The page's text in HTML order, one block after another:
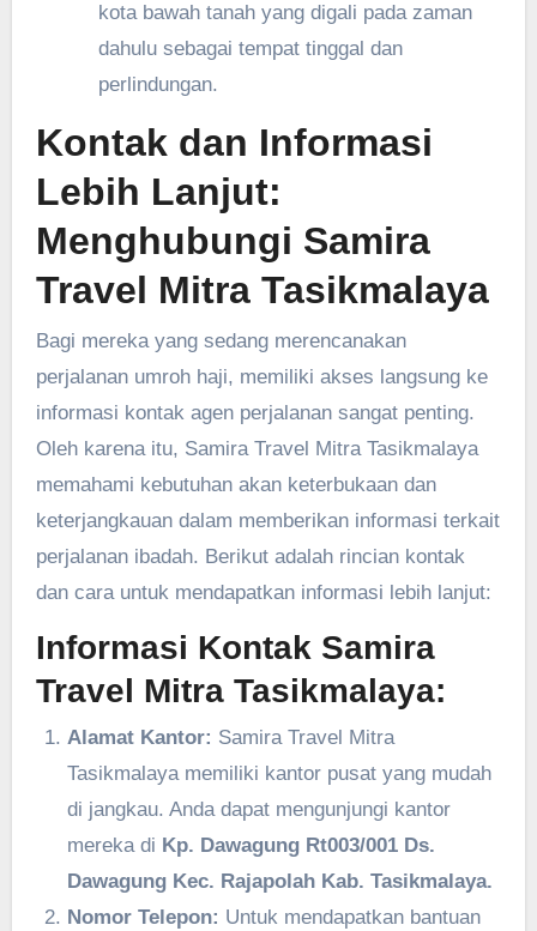
kota bawah tanah yang digali pada zaman
dahulu sebagai tempat tinggal dan
perlindungan.
Kontak dan Informasi
Lebih Lanjut:
Menghubungi Samira
Travel Mitra Tasikmalaya
Bagi mereka yang sedang merencanakan
perjalanan umroh haji, memiliki akses langsung ke
informasi kontak agen perjalanan sangat penting.
Oleh karena itu, Samira Travel Mitra Tasikmalaya
memahami kebutuhan akan keterbukaan dan
keterjangkauan dalam memberikan informasi terkait
perjalanan ibadah. Berikut adalah rincian kontak
dan cara untuk mendapatkan informasi lebih lanjut:
Informasi Kontak Samira
Travel Mitra Tasikmalaya:
Alamat Kantor: Samira Travel Mitra
Tasikmalaya memiliki kantor pusat yang mudah
di jangkau. Anda dapat mengunjungi kantor
mereka di Kp. Dawagung Rt003/001 Ds.
Dawagung Kec. Rajapolah Kab. Tasikmalaya.
Nomor Telepon: Untuk mendapatkan bantuan